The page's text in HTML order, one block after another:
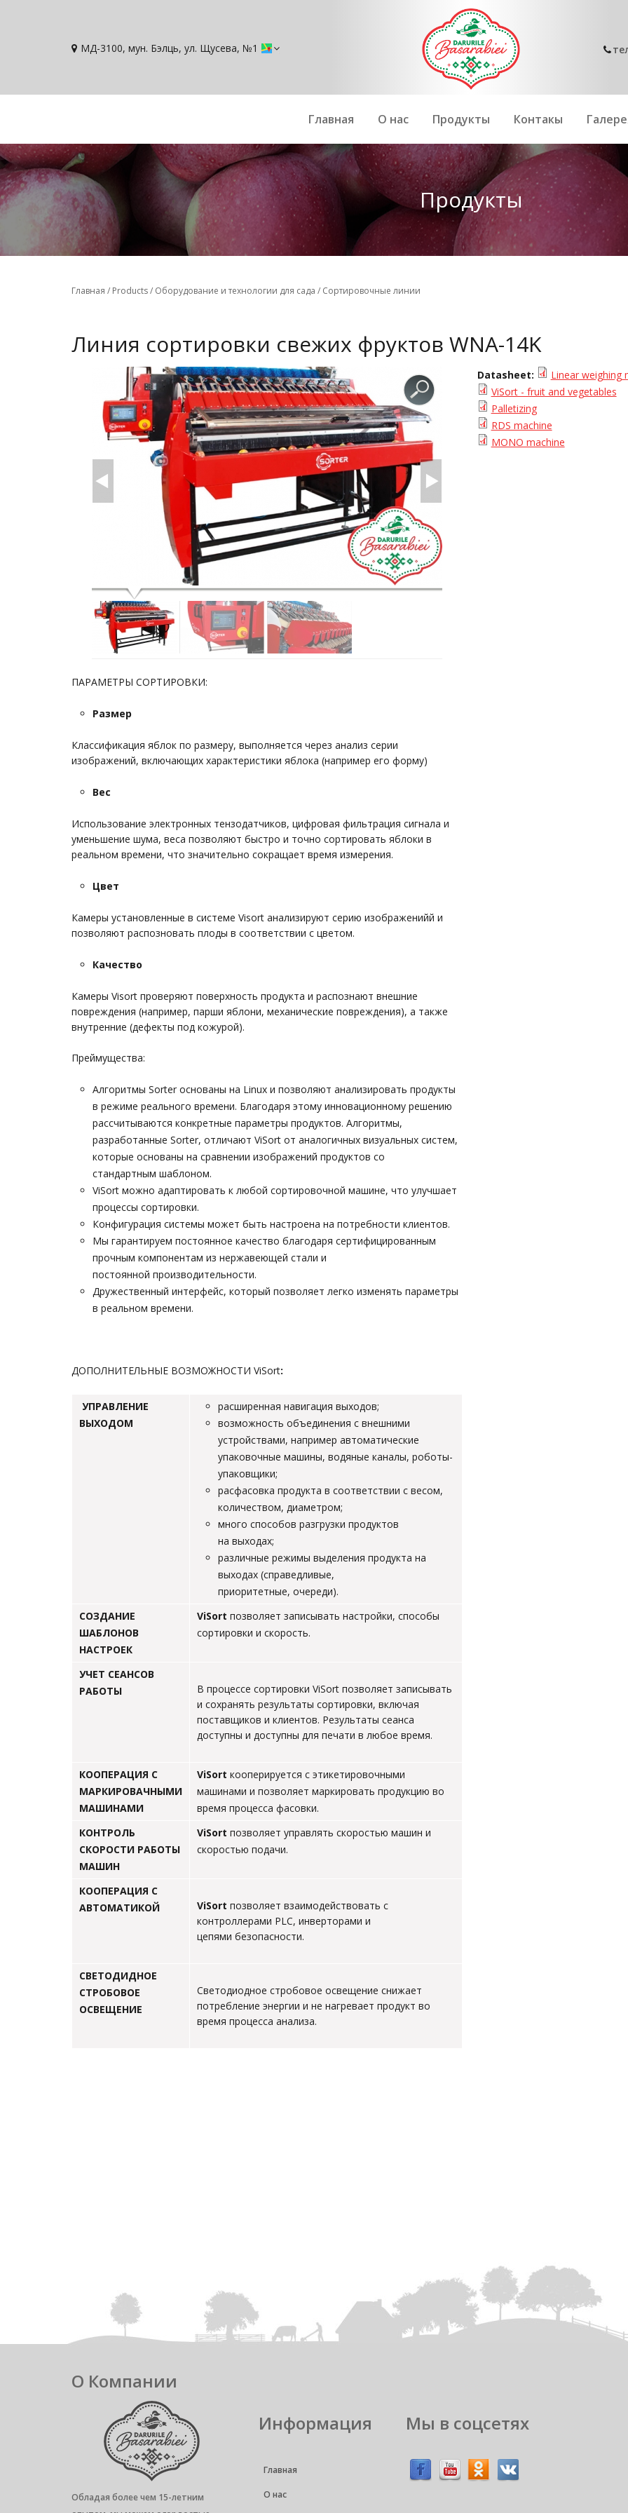
МД-3100, мун. Бэлць, ул. Щусева, №1
Главная О нас Продукты Контакы
Продукты
Главная / Products/ Оборудование и технологии для сада / Сортировочные линии
Линия сортировки свежих фруктов WNA-14K
Datasheet:
Linear weighing
ViSort - fruit and vegetables
Palletizing
RDS machine
MONO machine
ПАРАМЕТРЫ СОРТИРОВКИ:
Размер
Классификация яблок по размеру, выполняется через анализ серии
изображений, включающих характеристики яблока (например его форму)
Вес
Использование электронных тензодатчиков, цифровая фильтрация сигнала и
уменьшение шума, веса позволяют быстро и точно сортировать яблоки в
реальном времени, что значительно сокращает время измерения.
Цвет
Камеры установленные в системе Visort анализируют серию изображенийй и
позволяют распозновать плоды в соответствии с цветом.
Качество
Камеры Visort проверяют поверхность продукта и распознают внешние
повреждения (например, парши яблони, механические повреждения), а также
внутренние (дефекты под кожурой).
Преймущества:
Алгоритмы Sorter основаны на Linux и позволяют анализировать продукты
в режиме реального времени. Благодаря этому инновационному решению
рассчитываются конкретные параметры продуктов. Алгоритмы,
разработанные Sorter, отличают ViSort от аналогичных визуальных систем,
которые основаны на сравнении изображений продуктов со
стандартным шаблоном.
ViSort можно адаптировать к любой сортировочной машине, что улучшает
процессы сортировки.
Конфигурация системы может быть настроена на потребности клиентов.
Мы гарантируем постоянное качество благодаря сертифицированным
прочным компонентам из нержавеющей стали и
постоянной производительности.
Дружественный интерфейс, который позволяет легко изменять параметры
в реальном времени.
ДОПОЛНИТЕЛЬНЫЕ ВОЗМОЖНОСТИ ViSort:
УПРАВЛЕНИЕ
ВЫХОДОМ
расширенная навигация выходов;
возможность объединения с внешними
устройствами, например автоматические
упаковочные машины, водяные каналы, роботы-
упаковщики;
расфасовка продукта в соответствии с весом,
количеством, диаметром;
много способов разгрузки продуктов
на выходах;
различные режимы выделения продукта на
выходах (справедливые,
приоритетные, очереди).
СОЗДАНИЕ
ШАБЛОНОВ
НАСТРОЕК
ViSort позволяет записывать настройки, способы
сортировки и скорость.
УЧЕТ СЕАНСОВ
РАБОТЫ
В процессе сортировки ViSort позволяет записывать
и сохранять результаты сортировки, включая
поставщиков и клиентов. Результаты сеанса
доступны и доступны для печати в любое время.
КООПЕРАЦИЯ С
МАРКИРОВАЧНЫМИ
МАШИНАМИ
ViSort кооперируется с этикетировочными
машинами и позволяет маркировать продукцию во
время процесса фасовки.
КОНТРОЛЬ
СКОРОСТИ РАБОТЫ
МАШИН
ViSort позволяет управлять скоростью машин и
скоростью подачи.
КООПЕРАЦИЯ С
АВТОМАТИКОЙ
ViSort позволяет взаимодействовать с
контроллерами PLC, инверторами и
цепями безопасности.
СВЕТОДИДНОЕ
СТРОБОВОЕ
ОСВЕЩЕНИЕ
Светодиодное стробовое освещение снижает
потребление энергии и не нагревает продукт во
время процесса анализа.
О Компании
Обладая более чем 15-летним
Информация
Главная
О нас
Мы в соцсетях